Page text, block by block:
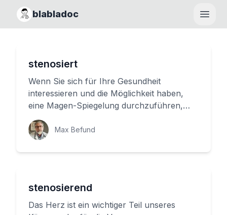
blabladoc
stenosiert
Wenn Sie sich für Ihre Gesundheit
interessieren und die Möglichkeit haben,
eine Magen-Spiegelung durchzuführen,
möchten Sie sicherlich wissen, was es ...
Max Befund
stenosierend
Das Herz ist ein wichtiger Teil unseres